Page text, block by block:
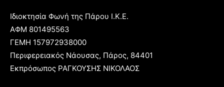
Ιδιοκτησία Φωνή της Πάρου Ι.Κ.Ε.
ΑΦΜ 801495563
ΓΕΜΗ 157972938000
Περιφερειακός Νάουσας, Πάρος, 84401
Εκπρόσωπος ΡΑΓΚΟΥΣΗΣ ΝΙΚΟΛΑΟΣ